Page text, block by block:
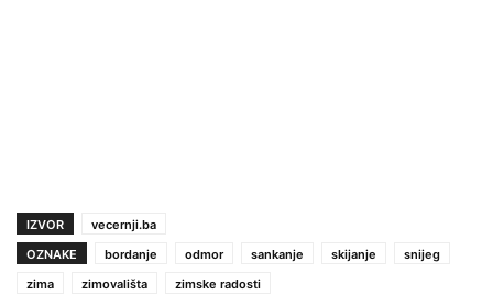
IZVOR
vecernji.ba
OZNAKE
bordanje odmor sankanje skijanje
snijeg
zima
zimovališta zimske radosti